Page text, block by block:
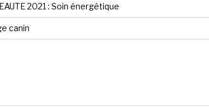
2021 : Soin énergétique
canin